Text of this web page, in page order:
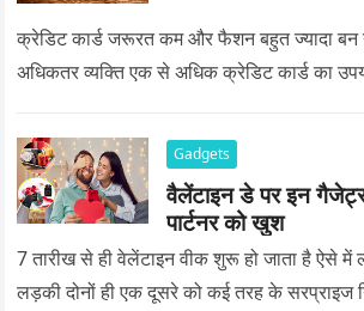
क्रेडिट कार्ड जरूरत कम और फैशन बहुत ज्यादा
अधिकतर व्यक्ति एक से अधिक क्रेडिट कार्ड का
Gadgets
वैलेंटाइन डे पर इन
पार्टनर को खुश
7 तारीख से ही वेलेंटाइन वीक शुरू हो जाता है ऐसे में
लड़की दोनों ही एक दूसरे को कई तरह के सरप्राइज